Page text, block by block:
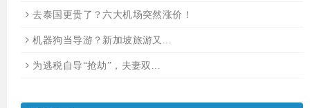
去泰国更贵了？六大机场突然涨价！
机器狗当导游？新加坡旅游又...
为逃税自导“抢劫”，夫妻双...